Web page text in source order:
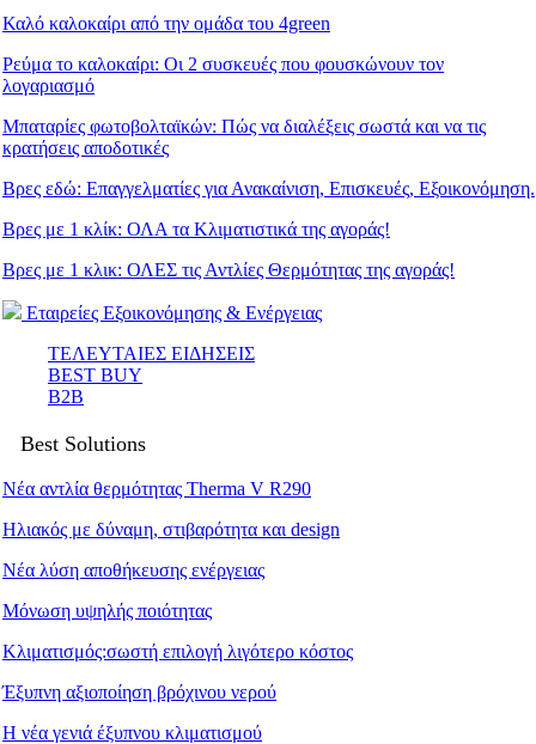
Καλό καλοκαίρι από την ομάδα του 4green
Ρεύμα το καλοκαίρι: Οι 2 συσκευές που φουσκώνουν τον
λογαριασμό
Μπαταρίες φωτοβολταϊκών: Πώς να διαλέξεις σωστά και να τις
κρατήσεις αποδοτικές
Βρες εδώ: Eπαγγελματίες για Ανακαίνιση, Επισκευές, Εξοικονόμηση.
Βρες με 1 κλίκ: ΟΛΑ τα Κλιματιστικά της αγοράς!
Βρες με 1 κλικ: ΟΛΕΣ τις Αντλίες Θερμότητας της αγοράς!
Εταιρείες Εξοικονόμησης & Ενέργειας
ΤΕΛΕΥΤΑΙΕΣ ΕΙΔΗΣΕΙΣ
BEST BUY
B2B
Best Solutions
Νέα αντλία θερμότητας Therma V R290
Ηλιακός με δύναμη, στιβαρότητα και design
Νέα λύση αποθήκευσης ενέργειας
Μόνωση υψηλής ποιότητας
Κλιματισμός:σωστή επιλογή λιγότερο κόστος
Έξυπνη αξιοποίηση βρόχινου νερού
Η νέα γενιά έξυπνου κλιματισμού